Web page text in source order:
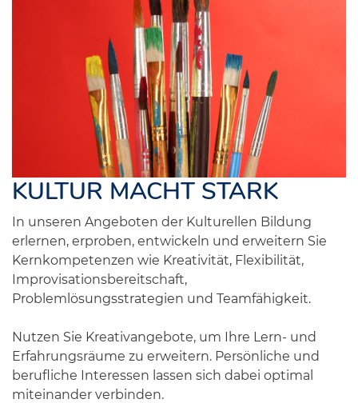
KULTUR MACHT STARK
In unseren Angeboten der Kulturellen Bildung
erlernen, erproben, entwickeln und erweitern Sie
Kernkompetenzen wie Kreativität, Flexibilität,
Improvisationsbereitschaft,
Problemlösungsstrategien und Teamfähigkeit.
Nutzen Sie Kreativangebote, um Ihre Lern- und
Erfahrungsräume zu erweitern. Persönliche und
berufliche Interessen lassen sich dabei optimal
miteinander verbinden.